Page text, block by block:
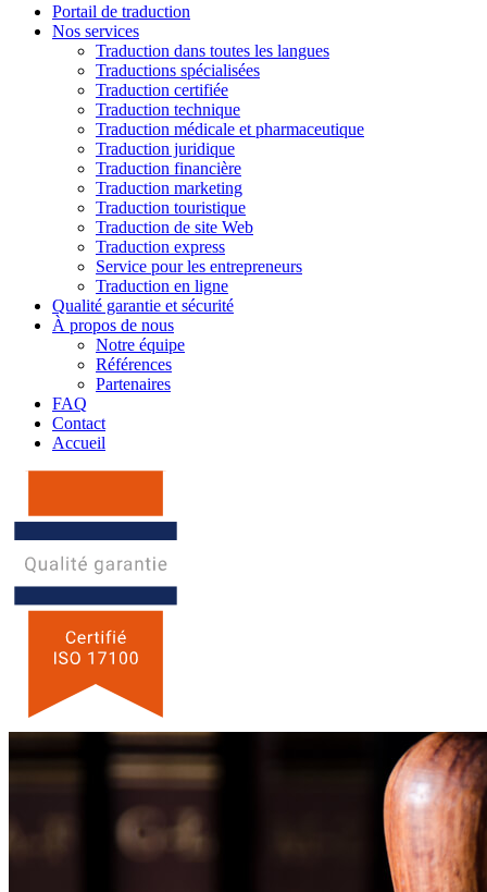
Portail de traduction
Nos services
Traduction dans toutes les langues
Traductions spécialisées
Traduction certifiée
Traduction technique
Traduction médicale et pharmaceutique
Traduction juridique
Traduction financière
Traduction marketing
Traduction touristique
Traduction de site Web
Traduction express
Service pour les entrepreneurs
Traduction en ligne
Qualité garantie et sécurité
À propos de nous
Notre équipe
Références
Partenaires
FAQ
Contact
Accueil